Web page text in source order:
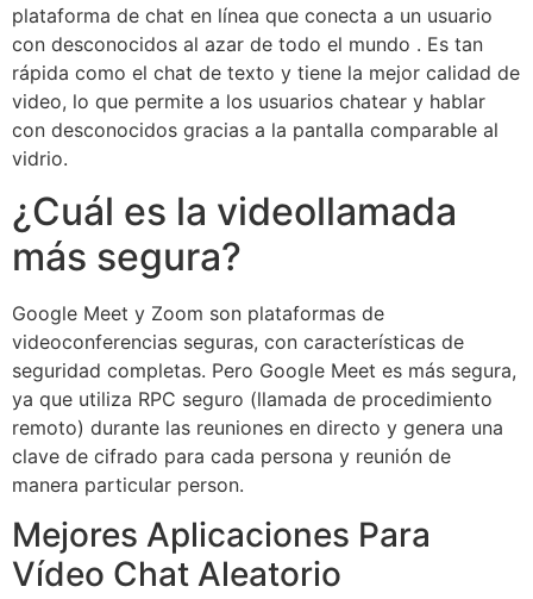
plataforma de chat en línea que conecta a un usuario
con desconocidos al azar de todo el mundo . Es tan
rápida como el chat de texto y tiene la mejor calidad de
video, lo que permite a los usuarios chatear y hablar
con desconocidos gracias a la pantalla comparable al
vidrio.
¿Cuál es la videollamada
más segura?
Google Meet y Zoom son plataformas de
videoconferencias seguras, con características de
seguridad completas. Pero Google Meet es más segura,
ya que utiliza RPC seguro (llamada de procedimiento
remoto) durante las reuniones en directo y genera una
clave de cifrado para cada persona y reunión de
manera particular person.
Mejores Aplicaciones Para
Vídeo Chat Aleatorio